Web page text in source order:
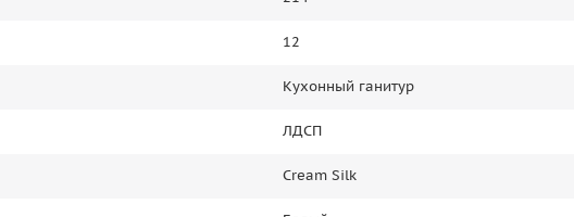
12
Кухонный ганитур
ЛДСП
Cream Silk